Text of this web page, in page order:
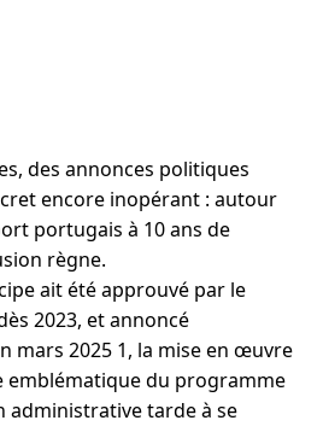
des annonces politiques
encore inopérant : autour
portugais à 10 ans de
règne.
ait été approuvé par le
2023, et annoncé
mars 2025 1, la mise en œuvre
emblématique du programme
administrative tarde à se